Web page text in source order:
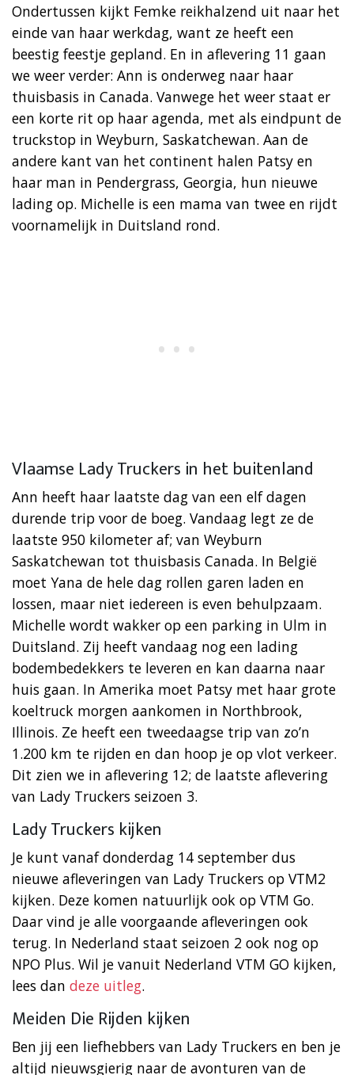
Ondertussen kijkt Femke reikhalzend uit naar het
einde van haar werkdag, want ze heeft een
beestig feestje gepland. En in aflevering 11 gaan
we weer verder: Ann is onderweg naar haar
thuisbasis in Canada. Vanwege het weer staat er
een korte rit op haar agenda, met als eindpunt de
truckstop in Weyburn, Saskatchewan. Aan de
andere kant van het continent halen Patsy en
haar man in Pendergrass, Georgia, hun nieuwe
lading op. Michelle is een mama van twee en rijdt
voornamelijk in Duitsland rond.
Vlaamse Lady Truckers in het buitenland
Ann heeft haar laatste dag van een elf dagen
durende trip voor de boeg. Vandaag legt ze de
laatste 950 kilometer af; van Weyburn
Saskatchewan tot thuisbasis Canada. In België
moet Yana de hele dag rollen garen laden en
lossen, maar niet iedereen is even behulpzaam.
Michelle wordt wakker op een parking in Ulm in
Duitsland. Zij heeft vandaag nog een lading
bodembedekkers te leveren en kan daarna naar
huis gaan. In Amerika moet Patsy met haar grote
koeltruck morgen aankomen in Northbrook,
Illinois. Ze heeft een tweedaagse trip van zo’n
1.200 km te rijden en dan hoop je op vlot verkeer.
Dit zien we in aflevering 12; de laatste aflevering
van Lady Truckers seizoen 3.
Lady Truckers kijken
Je kunt vanaf donderdag 14 september dus
nieuwe afleveringen van Lady Truckers op VTM2
kijken. Deze komen natuurlijk ook op VTM Go.
Daar vind je alle voorgaande afleveringen ook
terug. In Nederland staat seizoen 2 ook nog op
NPO Plus. Wil je vanuit Nederland VTM GO kijken,
lees dan deze uitleg.
Meiden Die Rijden kijken
Ben jij een liefhebbers van Lady Truckers en ben je
altijd nieuwsgierig naar de avonturen van de